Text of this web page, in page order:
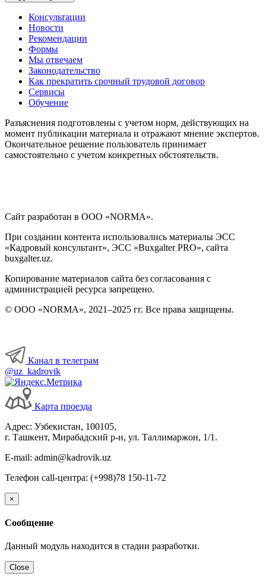
Консультации
Новости
Рекомендации
Формы
Мы отвечаем
Законодательство
Как прекратить срочный трудовой договор
Сервисы
Обучение
Разъяснения подготовлены с учетом норм, действующих на
момент публикации материала и отражают мнение экспертов.
Окончательное решение пользователь принимает
самостоятельно с учетом конкретных обстоятельств.
Сайт разработан в ООО «NORMA».
При создании контента использовались материалы ЭСС
«Кадровый консультант», ЭСС «Buxgalter PRO», сайта
buxgalter.uz.
Копирование материалов сайта без согласования с
администрацией ресурса запрещено.
© ООО «NORMA», 2021–2025 гг. Все права защищены.
Канал в телеграм
@uz_kadrovik
Карта проезда
Адрес: Узбекистан, 100105,
г. Ташкент, Мирабадский р-н, ул. Таллимаржон, 1/1.
E-mail: admin@kadrovik.uz
Телефон call-центра: (+998)78 150-11-72
×
Сообщение
Данный модуль находится в стадии разработки.
Close